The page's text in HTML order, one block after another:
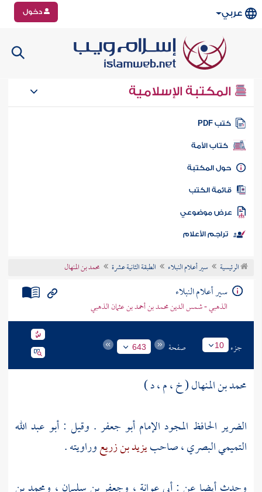
عربي دخول
المكتبة الإسلامية
كتب PDF
كتاب الأمة
المكتبة
الكتب
موضوعي
تراجم الأعلام
الرئيسية سير أعلام النبلاء الطبقة الثانية عشرة محمد بن المنهال
سير أعلام النبلاء
الذهبي - شمس الدين محمد بن أحمد بن عثمان الذهبي
جزء 10 صفحة 643
محمد بن المنهال ( خ ، م ، د )
الضرير الحافظ المجود الإمام أبو جعفر . وقيل : أبو عبد الله
التميمي البصري ، صاحبيزيد بن زريعوراويته .